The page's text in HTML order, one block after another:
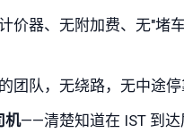
价器、无附加费、无"堵
团队，无绕路，无中途
机——清楚知道在 IST 到达